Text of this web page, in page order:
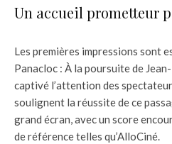
Un accueil prometteur
Les premières impressions sont
Panacloc : À la poursuite de
captivé l’attention des
soulignent la réussite de ce
grand écran, avec un score
de référence telles qu’AlloCiné.